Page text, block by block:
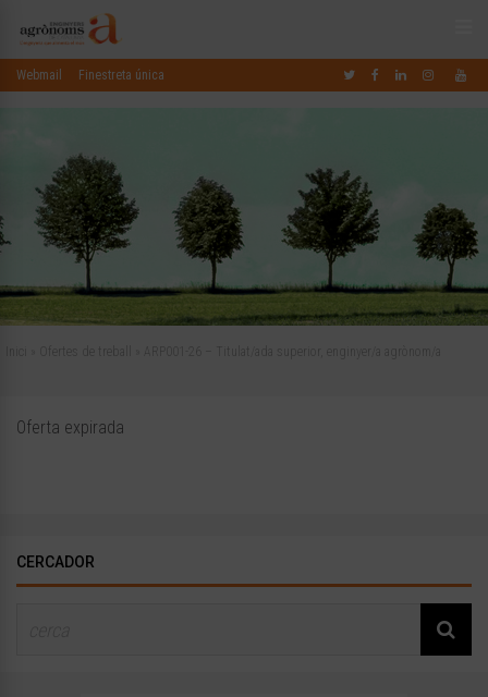
Webmail Finestreta única
Oferta expirada
CERCADOR